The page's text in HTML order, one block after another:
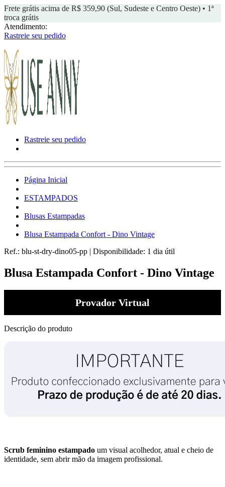
Frete grátis acima de R$ 359,90 (Sul, Sudeste e Centro Oeste) • 1ª
troca grátis
Atendimento:
Rastreie seu pedido
Rastreie seu pedido
Página Inicial
ESTAMPADOS
Blusas Estampadas
Blusa Estampada Confort - Dino Vintage
Ref.: blu-st-dry-dino05-pp | Disponibilidade: 1 dia útil
Blusa Estampada Confort - Dino Vintage
Provador Virtual
Descrição do produto
Scrub feminino estampado um visual acolhedor, atual e cheio de
identidade, sem abrir mão da imagem profissional.